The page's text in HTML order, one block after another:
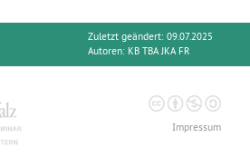
Zuletzt geändert: 09.07.2025
Autoren: KB TBA JKA FR
Impressum